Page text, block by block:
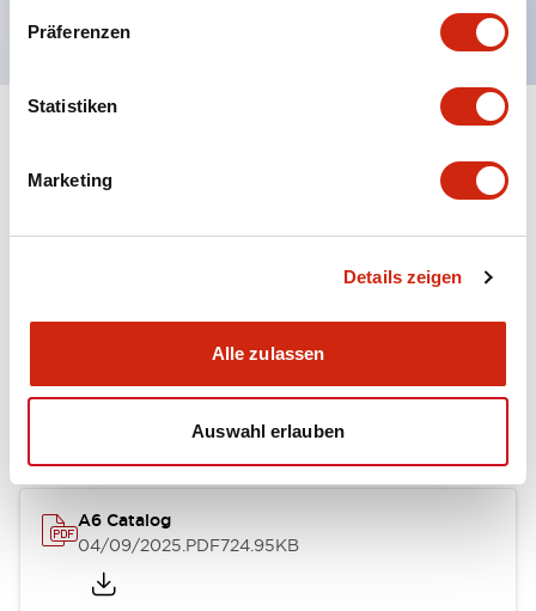
Präferenzen
Statistiken
Marketing
Details zeigen
Alle zulassen
Auswahl erlauben
Other Specifications
Dokumente und Dateien
Kataloge & Broschüren
A6 Catalog
04/09/2025.PDF724.95KB